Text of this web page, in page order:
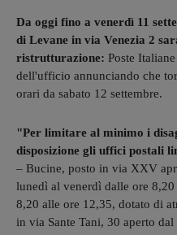
Da oggi fino a venerdì 11
di Levane in via Venezia 2
ristrutturazione: Poste
dell'ufficio annunciando che
orari da sabato 12 settembre.
"Per limitare al minimo i
disposizione gli uffici postali
– Bucine, posto in via XXV
lunedì al venerdì dalle ore
8,20 alle ore 12,35, dotato di
in via Sante Tani, 30 aperto